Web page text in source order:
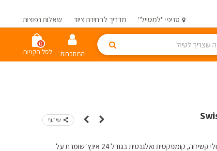
סניפי "למטייל" מדריך לבחירת ציוד שאלות נפוצות
התחברות
0
לסל הקניות
שיתוף
גיחה קצרה לחול? ה-Alpine של Swiss היא מזוודת טרולי קשיחה, קומפקטית ואלגנטית בגודל 24 אינץ' שומרת על